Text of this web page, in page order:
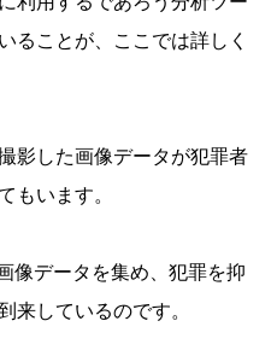
ることが、ここでは詳しく
影した画像データが犯罪者
もいます。
像データを集め、犯罪を抑
来しているのです。